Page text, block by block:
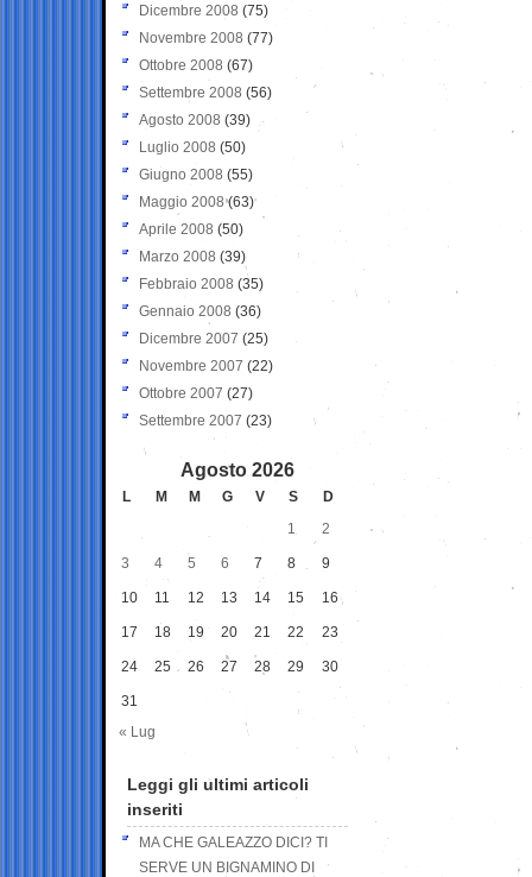
Dicembre 2008 (75)
Novembre 2008 (77)
Ottobre 2008 (67)
Settembre 2008 (56)
Agosto 2008 (39)
Luglio 2008 (50)
Giugno 2008 (55)
Maggio 2008(63)
Aprile 2008 (50)
Marzo 2008 (39)
Febbraio 2008 (35)
Gennaio 2008 (36)
Dicembre 2007 (25)
Novembre 2007 (22)
Ottobre 2007 (27)
Settembre 2007 (23)
Agosto 2026
L M M G V S
D
1
2
3 4 5 6 7 8 9
10 11 12 13 14 15 16
17 18 19 20 21 22 23
24 25 26 27 28 29 30
31
« Lug
Leggi gli ultimi articoli
inseriti
MA CHE GALEAZZO DICI? TI
SERVE UN BIGNAMINO DI